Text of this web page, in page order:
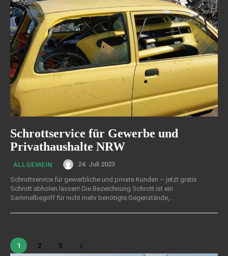
Schrottservice für Gewerbe und
Privathaushalte NRW
ALLGEMEIN
24. Juli 2023
Schrottservice für gewerbliche und private Kunden – jetzt gratis
Schrott abholen lassen! Die Bezeichnung Schrott ist ein
Sammelbegriff für nicht mehr benötigte Gegenstände,...
1 2 3